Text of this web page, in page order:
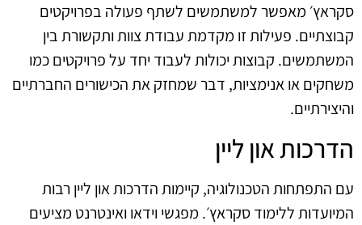
סקראץ׳ מאפשר למשתמשים לשתף פעולה בפרויקטים
קבוצתיים. פעילות זו מקדמת עבודת צוות ותקשורת בין
המשתמשים. קבוצות יכולות לעבוד יחד על פרויקטים כמו
משחקים או אנימציות, דבר שמחזק את הכישורים החברתיים
והיצירתיים.
הדרכות און ליין
עם התפתחות הטכנולוגיה, קיימות הדרכות און ליין רבות
המיועדות ללימוד סקראץ׳. מפגשי וידאו ואינטרנט מציעים